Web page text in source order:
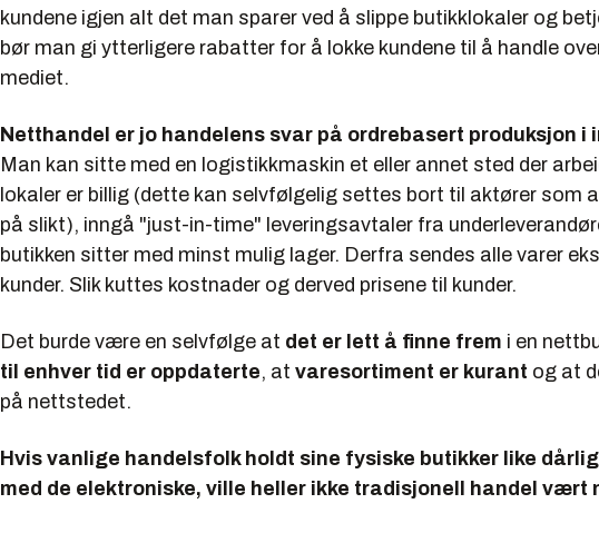
kundene igjen alt det man sparer ved å slippe butikklokaler og
bør man gi ytterligere rabatter for å lokke kundene til å handle
mediet.
Netthandel er jo handelens svar på ordrebasert produksjon i
Man kan sitte med en logistikkmaskin et eller annet sted der
lokaler er billig (dette kan selvfølgelig settes bort til aktører som
på slikt), inngå "just-in-time" leveringsavtaler fra
butikken sitter med minst mulig lager. Derfra sendes alle varer
kunder. Slik kuttes kostnader og derved prisene til kunder.
Det burde være en selvfølge at det er lett å finne frem i en
til enhver tid er oppdaterte, at varesortiment er kurant og at
på nettstedet.
Hvis vanlige handelsfolk holdt sine fysiske butikker like
med de elektroniske, ville heller ikke tradisjonell handel vært